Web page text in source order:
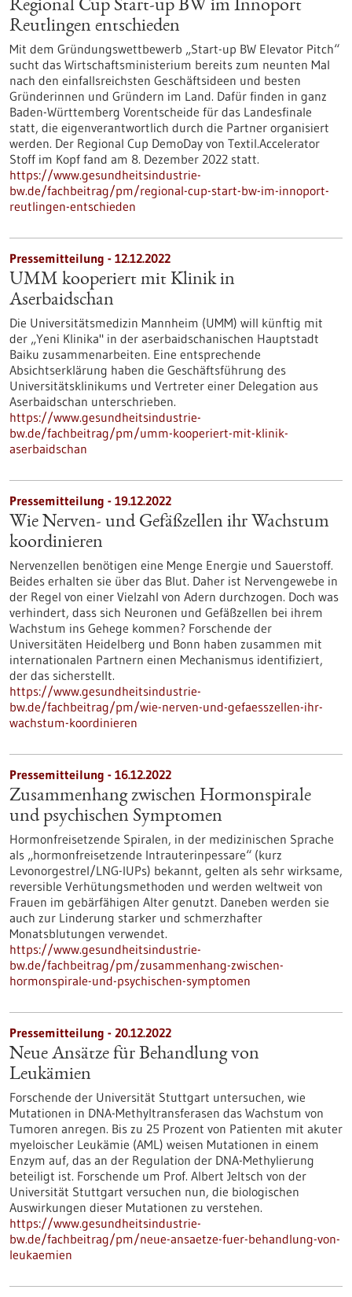
Regional Cup Start-up BW im Innoport
Reutlingen entschieden
Mit dem Gründungswettbewerb „Start-up BW Elevator Pitch“
sucht das Wirtschaftsministerium bereits zum neunten Mal
nach den einfallsreichsten Geschäftsideen und besten
Gründerinnen und Gründern im Land. Dafür finden in ganz
Baden-Württemberg Vorentscheide für das Landesfinale
statt, die eigenverantwortlich durch die Partner organisiert
werden. Der Regional Cup DemoDay von Textil.Accelerator
Stoff im Kopf fand am 8. Dezember 2022 statt.
https://www.gesundheitsindustrie-
bw.de/fachbeitrag/pm/regional-cup-start-bw-im-innoport-
reutlingen-entschieden
Pressemitteilung - 12.12.2022
UMM kooperiert mit Klinik in
Aserbaidschan
Die Universitätsmedizin Mannheim (UMM) will künftig mit
der „Yeni Klinika" in der aserbaidschanischen Hauptstadt
Baiku zusammenarbeiten. Eine entsprechende
Absichtserklärung haben die Geschäftsführung des
Universitätsklinikums und Vertreter einer Delegation aus
Aserbaidschan unterschrieben.
https://www.gesundheitsindustrie-
bw.de/fachbeitrag/pm/umm-kooperiert-mit-klinik-
aserbaidschan
Pressemitteilung - 19.12.2022
Wie Nerven- und Gefäßzellen ihr Wachstum
koordinieren
Nervenzellen benötigen eine Menge Energie und Sauerstoff.
Beides erhalten sie über das Blut. Daher ist Nervengewebe in
der Regel von einer Vielzahl von Adern durchzogen. Doch was
verhindert, dass sich Neuronen und Gefäßzellen bei ihrem
Wachstum ins Gehege kommen? Forschende der
Universitäten Heidelberg und Bonn haben zusammen mit
internationalen Partnern einen Mechanismus identifiziert,
der das sicherstellt.
https://www.gesundheitsindustrie-
bw.de/fachbeitrag/pm/wie-nerven-und-gefaesszellen-ihr-
wachstum-koordinieren
Pressemitteilung - 16.12.2022
Zusammenhang zwischen Hormonspirale
und psychischen Symptomen
Hormonfreisetzende Spiralen, in der medizinischen Sprache
als „hormonfreisetzende Intrauterinpessare“ (kurz
Levonorgestrel/LNG-​IUPs) bekannt, gelten als sehr wirksame,
reversible Verhütungsmethoden und werden weltweit von
Frauen im gebärfähigen Alter genutzt. Daneben werden sie
auch zur Linderung starker und schmerzhafter
Monatsblutungen verwendet.
https://www.gesundheitsindustrie-
bw.de/fachbeitrag/pm/zusammenhang-zwischen-
hormonspirale-und-psychischen-symptomen
Pressemitteilung - 20.12.2022
Neue Ansätze für Behandlung von
Leukämien
Forschende der Universität Stuttgart untersuchen, wie
Mutationen in DNA-Methyltransferasen das Wachstum von
Tumoren anregen. Bis zu 25 Prozent von Patienten mit akuter
myeloischer Leukämie (AML) weisen Mutationen in einem
Enzym auf, das an der Regulation der DNA-Methylierung
beteiligt ist. Forschende um Prof. Albert Jeltsch von der
Universität Stuttgart versuchen nun, die biologischen
Auswirkungen dieser Mutationen zu verstehen.
https://www.gesundheitsindustrie-
bw.de/fachbeitrag/pm/neue-ansaetze-fuer-behandlung-von-
leukaemien